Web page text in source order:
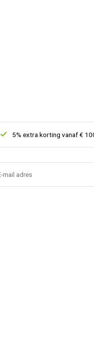
5% extra korting vanaf € 1000